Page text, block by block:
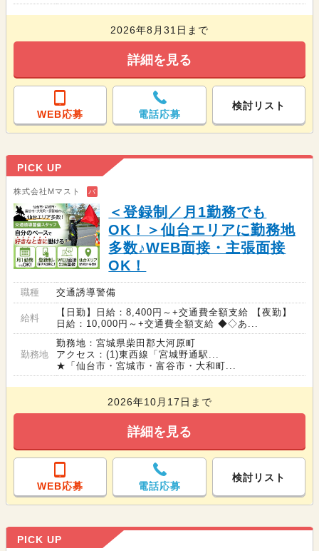
2026年8月31日まで
詳細を見る
WEB応募 電話応募
検討リスト
PICK UP
株式会社Mマスト バ
＜登録制／月1勤務でも
OK！＞仙台エリアに勤務地
多数♪WEB面接・主張面接
OK！
職種 交通誘導警備
給料
【日勤】日給：8,400円～+交通費全額支給 【夜勤】
日給：10,000円～+交通費全額支給 ◆◇あ...
勤務地
勤務地：宮城県柴田郡大河原町
アクセス：(1)東西線「宮城野通駅...
★「仙台市・宮城市・富谷市・大和町...
2026年10月17日まで
詳細を見る
WEB応募 電話応募
検討リスト
PICK UP